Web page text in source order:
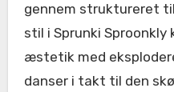
gennem struktureret
stil i Sprunki
æstetik med
danser i takt til den